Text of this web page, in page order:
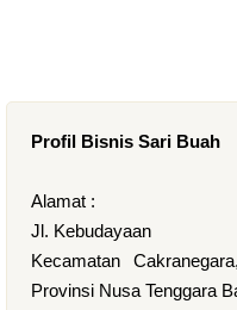
Profil Bisnis Sari Buah
Alamat :
Jl. Kebudayaan
Kecamatan
Provinsi Nusa Tenggara